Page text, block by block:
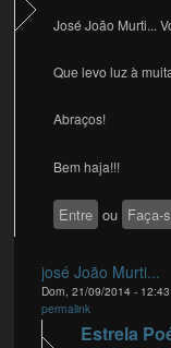
José João Murti...
Que levo luz à
Abraços!
Bem haja!!!
Entre ou Faça-
josé João Murti...
Dom, 21/09/2014 - 12:43
permalink
Estrela